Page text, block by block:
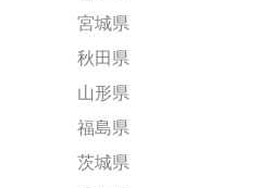
宮城県
秋田県
山形県
福島県
茨城県